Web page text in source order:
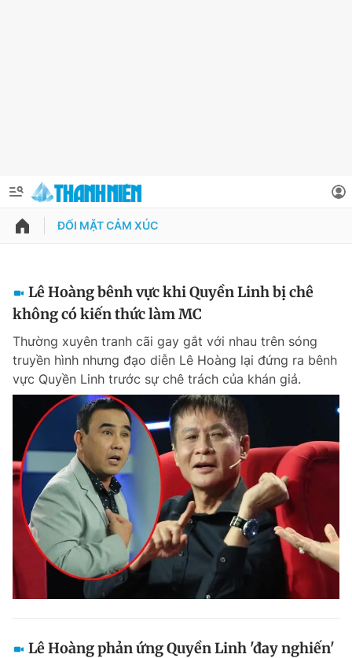
QUẢNG CÁO
Chuyên mục khác
Chào ngày mới Tin 24h
Tin thị trường Tin 360
Video Magazine
Sản phẩm khác
Tiện ích Bạn cần biết
Thông tin tòa soạn Liên hệ quảng cáo
Thông tin tài khoản
Đổi mật khẩu
Tin đã lưu
Tin đã xem
Đăng xuất
ĐỐI MẶT CẢM XÚC
Lê Hoàng bênh vực khi Quyền Linh bị chê
không có kiến thức làm MC
Thường xuyên tranh cãi gay gắt với nhau trên sóng
truyền hình nhưng đạo diễn Lê Hoàng lại đứng ra bênh
vực Quyền Linh trước sự chê trách của khán giả.
Lê Hoàng phản ứng Quyền Linh 'đay nghiến'